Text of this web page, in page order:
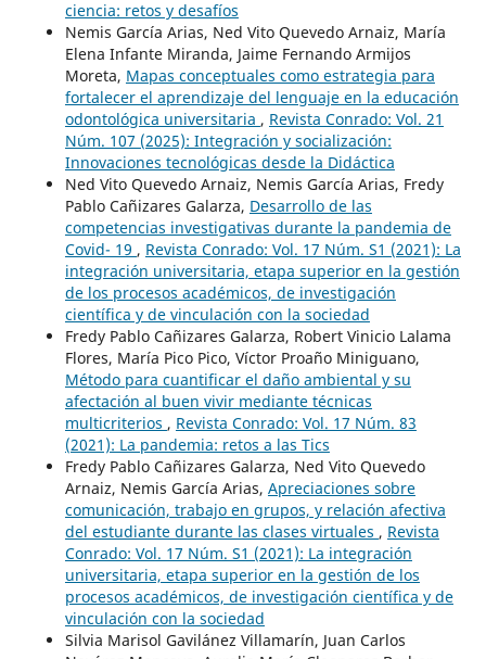
ciencia: retos y desafíos
Nemis García Arias, Ned Vito Quevedo Arnaiz, María
Elena Infante Miranda, Jaime Fernando Armijos
Moreta, Mapas conceptuales como estrategia para
fortalecer el aprendizaje del lenguaje en la educación
odontológica universitaria , Revista Conrado: Vol. 21
Núm. 107 (2025): Integración y socialización:
Innovaciones tecnológicas desde la Didáctica
Ned Vito Quevedo Arnaiz, Nemis García Arias, Fredy
Pablo Cañizares Galarza, Desarrollo de las
competencias investigativas durante la pandemia de
Covid- 19 , Revista Conrado: Vol. 17 Núm. S1 (2021): La
integración universitaria, etapa superior en la gestión
de los procesos académicos, de investigación
científica y de vinculación con la sociedad
Fredy Pablo Cañizares Galarza, Robert Vinicio Lalama
Flores, María Pico Pico, Víctor Proaño Miniguano,
Método para cuantificar el daño ambiental y su
afectación al buen vivir mediante técnicas
multicriterios , Revista Conrado: Vol. 17 Núm. 83
(2021): La pandemia: retos a las Tics
Fredy Pablo Cañizares Galarza, Ned Vito Quevedo
Arnaiz, Nemis García Arias, Apreciaciones sobre
comunicación, trabajo en grupos, y relación afectiva
del estudiante durante las clases virtuales , Revista
Conrado: Vol. 17 Núm. S1 (2021): La integración
universitaria, etapa superior en la gestión de los
procesos académicos, de investigación científica y de
vinculación con la sociedad
Silvia Marisol Gavilánez Villamarín, Juan Carlos